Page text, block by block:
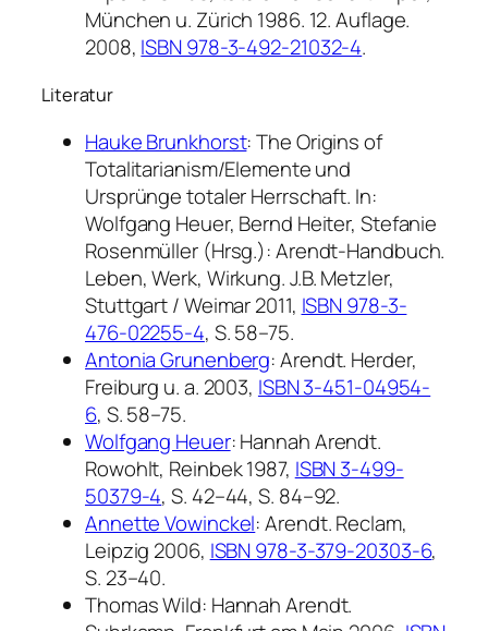
München u. Zürich 1986. 12. Auflage.
2008, ISBN 978-3-492-21032-4.
Literatur
Hauke Brunkhorst:The Origins of
Totalitarianism/Elemente und
Ursprünge totaler Herrschaft. In:
Wolfgang Heuer, Bernd Heiter, Stefanie
Rosenmüller (Hrsg.):Arendt-Handbuch.
Leben, Werk, Wirkung.J.B. Metzler,
Stuttgart / Weimar 2011, ISBN 978-3-
476-02255-4, S. 58–75.
Antonia Grunenberg:Arendt. Herder,
Freiburg u. a. 2003, ISBN 3-451-04954-
6, S. 58–75.
Wolfgang Heuer:Hannah Arendt.
Rowohlt, Reinbek 1987, ISBN 3-499-
50379-4, S. 42–44, S. 84–92.
Annette Vowinckel:Arendt.Reclam,
Leipzig 2006, ISBN 978-3-379-20303-6,
S. 23–40.
Thomas Wild: Hannah Arendt.